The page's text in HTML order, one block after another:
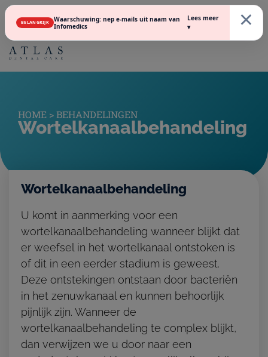
×
BELANGRIJK
Waarschuwing: nep e-mails uit naam van
Infomedics
Lees meer
▾
HOME > BEHANDELINGEN
Wortelkanaalbehandeling
Wortelkanaalbehandeling
U komt in aanmerking voor een
wortelkanaalbehandeling wanneer blijkt dat
er weefsel in het wortelkanaal ontstoken is
of dit in een eerder stadium is geweest.
Deze ontstekingen ontstaan door bacteriën
in het zenuwkanaal en kunnen behoorlijk
pijnlijk zijn. Wanneer de
wortelkanaalbehandeling te complex blijkt,
dan verwijzen we u door naar een